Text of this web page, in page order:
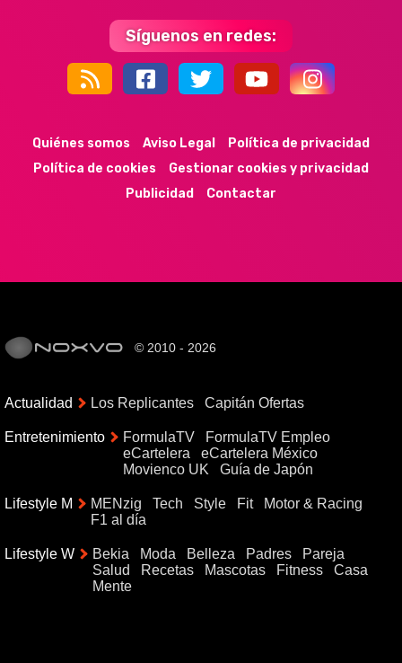
Síguenos en redes:
44k 9k 35k 352
Quiénes somos Aviso Legal
Política de privacidad
Política de cookies
Gestionar cookies y privacidad
Publicidad
Contactar
© 2010 - 2026
Actualidad Los Replicantes Capitán Ofertas
Entretenimiento FormulaTV
FormulaTV Empleo
eCartelera
eCartelera México
Movienco UK
Guía de Japón
Lifestyle M MENzig Tech Style Fit
Motor & Racing
F1 al día
Lifestyle W Bekia Moda Belleza Padres
Pareja
Salud
Recetas Mascotas Fitness
Casa
Mente